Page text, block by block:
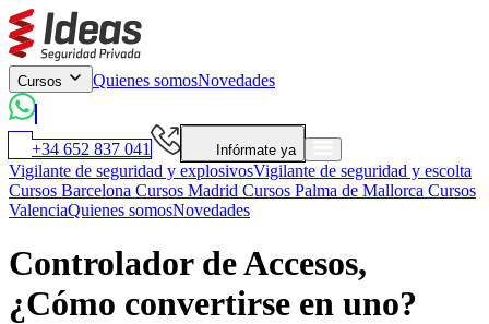
Cursos Quienes somosNovedades
+34 652 837 041 Infórmate ya
Vigilante de seguridad y explosivosVigilante de seguridad y escolta
Cursos Barcelona Cursos Madrid Cursos Palma de Mallorca Cursos
ValenciaQuienes somosNovedades
Controlador de Accesos,
¿Cómo convertirse en uno?